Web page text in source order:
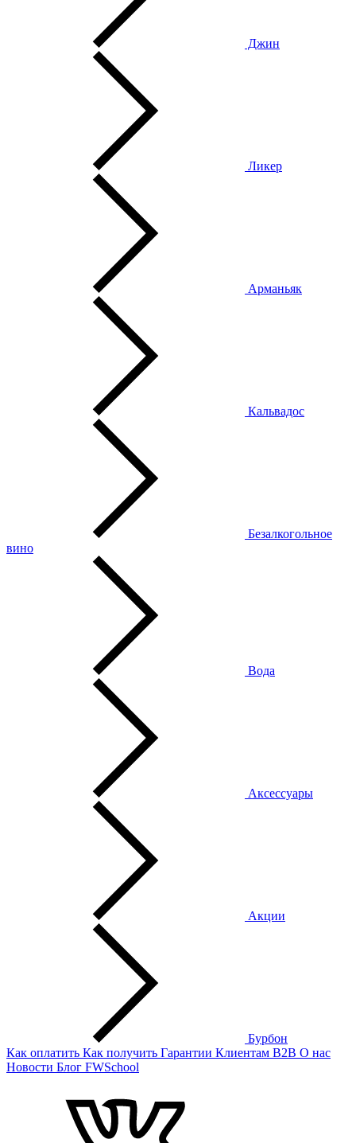
Джин
Ликер
Арманьяк
Кальвадос
Безалкогольное
вино
Вода
Аксессуары
Акции
Бурбон
Как оплатить Как получить Гарантии Клиентам B2B О нас
Новости Блог FWSchool